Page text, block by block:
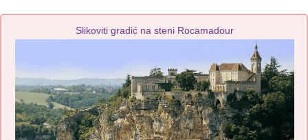
Slikoviti gradić na steni Rocamadour